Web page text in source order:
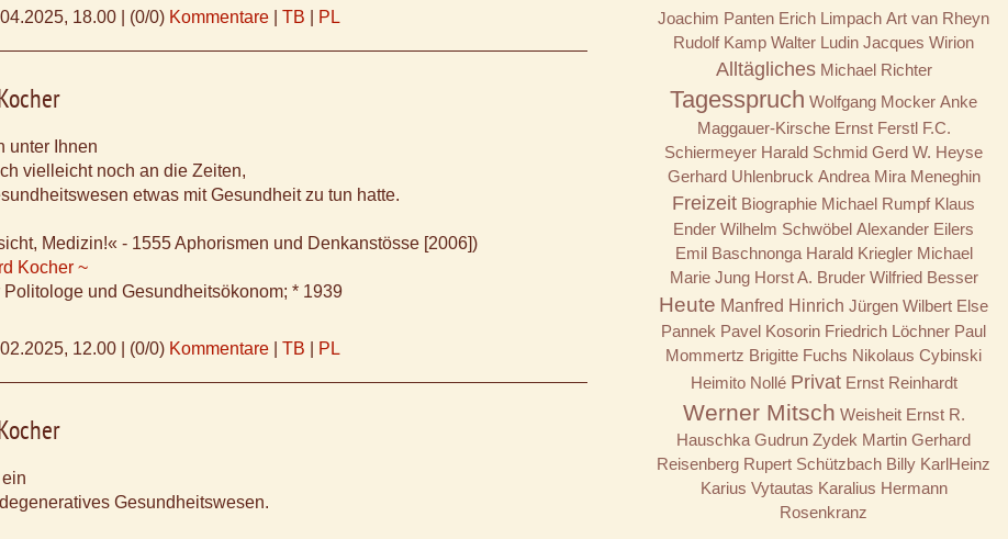
18.00 (0/0) Kommentare TB PL
unter Ihnen
vielleicht noch an die Zeiten,
etwas mit Gesundheit zu tun hatte.
Medizin!« - 1555 Aphorismen und Denkanstösse [2006])
Kocher ~
und Gesundheitsökonom; * 1939
12.00 (0/0) Kommentare TB PL
Gesundheitswesen.
Joachim Panten Erich Limpach Art van Rheyn
Rudolf Kamp Walter Ludin Jacques Wirion
Alltägliches Michael Richter
Tagesspruch Wolfgang Mocker Anke
Maggauer-Kirsche Ernst Ferstl F.C.
Schiermeyer Harald Schmid Gerd W. Heyse
Gerhard Uhlenbruck Andrea Mira Meneghin
Freizeit Biographie Michael Rumpf Klaus
Ender Wilhelm Schwöbel Alexander Eilers
Emil Baschnonga Harald Kriegler Michael
Marie Jung Horst A. Bruder Wilfried Besser
Heute Manfred Hinrich Jürgen Wilbert Else
Pannek Pavel Kosorin Friedrich Löchner Paul
Mommertz Brigitte Fuchs Nikolaus Cybinski
Heimito Nollé Privat Ernst Reinhardt
Werner Mitsch Weisheit Ernst R.
Hauschka Gudrun Zydek Martin Gerhard
Reisenberg Rupert Schützbach Billy KarlHeinz
Karius Vytautas Karalius Hermann
Rosenkranz